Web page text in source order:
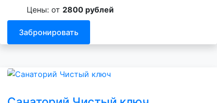
Цены: от 2800 рублей
Забронировать